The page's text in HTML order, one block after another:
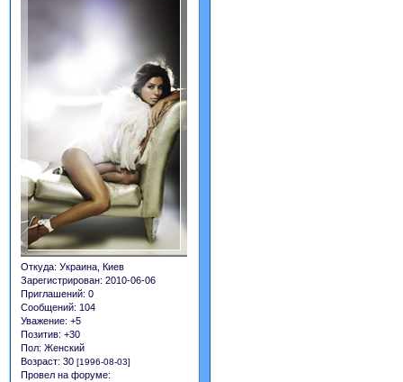
Откуда: Украина, Киев
Зарегистрирован: 2010-06-06
Приглашений: 0
Сообщений: 104
Уважение: +5
Позитив: +30
Пол: Женский
Возраст: 30 [1996-08-03]
Провел на форуме: